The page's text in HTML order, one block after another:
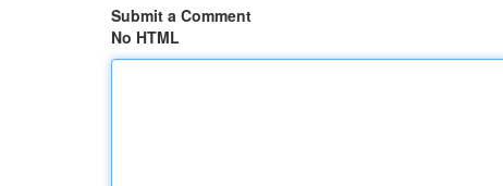
Submit a Comment
No HTML